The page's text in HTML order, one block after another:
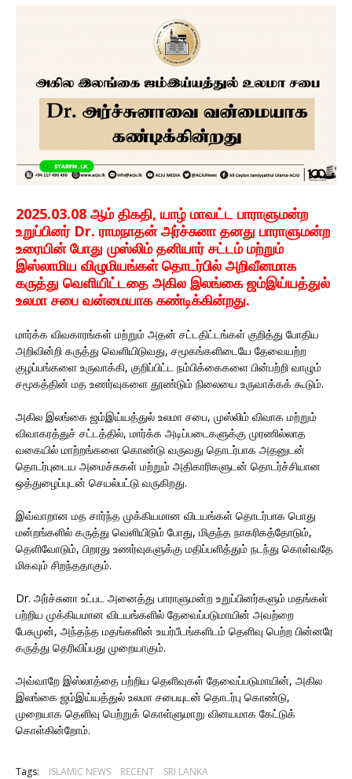
2025.03.08 ஆம் திகதி, யாழ் மாவட்ட பாராளுமன்ற
உறுப்பினர் Dr. ராமநாதன் அர்ச்சுனா தனது பாராளுமன்ற
உரையின் போது முஸ்லிம் தனியார் சட்டம் மற்றும்
இஸ்லாமிய விழுமியங்கள் தொடர்பில் அறிவீனமாக
கருத்து வெளியிட்டதை அகில இலங்கை ஜம்இய்யத்துல்
உலமா சபை வன்மையாக கண்டிக்கின்றது.
மார்க்க விவகாரங்கள் மற்றும் அதன் சட்டதிட்டங்கள் குறித்து போதிய
அறிவின்றி கருத்து வெளியிடுவது, சமூகங்களிடையே தேவையற்ற
குழப்பங்களை உருவாக்கி, குறிப்பிட்ட நம்பிக்கைகளை பின்பற்றி வாழும்
சமூகத்தின் மத உணர்வுகளை தூண்டும் நிலையை உருவாக்கக் கூடும்.
அகில இலங்கை ஜம்இய்யத்துல் உலமா சபை, முஸ்லிம் விவாக மற்றும்
விவாகரத்துச் சட்டத்தில், மார்க்க அடிப்படைகளுக்கு முரணில்லாத
வகையில் மாற்றங்களை கொண்டு வருவது தொடர்பாக அதனுடன்
தொடர்புடைய அமைச்சுகள் மற்றும் அதிகாரிகளுடன் தொடர்ச்சியான
ஒத்துழைப்புடன் செயல்பட்டு வருகிறது.
இவ்வாறான மத சார்ந்த முக்கியமான விடயங்கள் தொடர்பாக பொது
மன்றங்களில் கருத்து வெளியிடும் போது, மிகுந்த நாகரிகத்தோடும்,
தெளிவோடும், பிறரது உணர்வுகளுக்கு மதிப்பளித்தும் நடந்து கொள்வதே
மிகவும் சிறந்ததாகும்.
Dr. அர்ச்சுனா உட்பட அனைத்து பாராளுமன்ற உறுப்பினர்களும் மதங்கள்
பற்றிய முக்கியமான விடயங்களில் தேவைப்படுமாயின் அவற்றை
பேசுமுன், அந்தந்த மதங்களின் உயர்பீடங்களிடம் தெளிவு பெற்ற பின்னரே
கருத்து தெரிவிப்பது முறையாகும்.
அவ்வாறே இஸ்லாத்தை பற்றிய தெளிவுகள் தேவைப்படுமாயின், அகில
இலங்கை ஜம்இய்யத்துல் உலமா சபையுடன் தொடர்பு கொண்டு,
முறையாக தெளிவு பெற்றுக் கொள்ளுமாறு வினயமாக கேட்டுக்
கொள்கின்றோம்.
Tags: ISLAMIC NEWS RECENT SRI LANKA